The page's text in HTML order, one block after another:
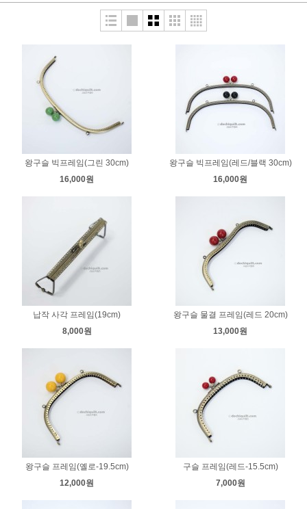
왕구슬 빅프레임(그린 30cm)
16,000원
왕구슬 빅프레임(레드/블랙 30cm)
16,000원
납작 사각 프레임(19cm)
8,000원
왕구슬 물결 프레임(레드 20cm)
13,000원
왕구슬 프레임(옐로-19.5cm)
12,000원
구슬 프레임(레드-15.5cm)
7,000원